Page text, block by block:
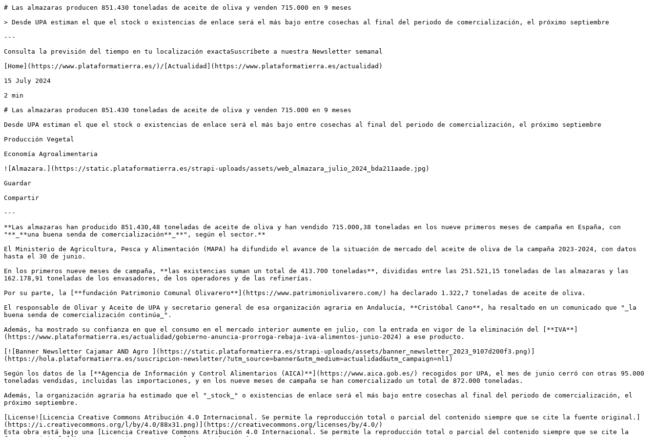
# Las almazaras producen 851.430 toneladas de aceite de oliva y venden 715.000 en 9 meses
> Desde UPA estiman el que el stock o existencias de enlace será el más bajo entre cosechas al final del periodo de comercialización, el próximo septiembre
---
Consulta la previsión del tiempo en tu localización exactaSuscríbete a nuestra Newsletter semanal
[Home](https://www.plataformatierra.es/)/[Actualidad](https://www.plataformatierra.es/actualidad)
15 July 2024
2 min
# Las almazaras producen 851.430 toneladas de aceite de oliva y venden 715.000 en 9 meses
Desde UPA estiman el que el stock o existencias de enlace será el más bajo entre cosechas al final del periodo de comercialización, el próximo septiembre
Producción Vegetal
Economía Agroalimentaria
![Almazara.](https://static.plataformatierra.es/strapi-uploads/assets/web_almazara_julio_2024_bda211aade.jpg)
Guardar
Compartir
---
**Las almazaras han producido 851.430,48 toneladas de aceite de oliva y han vendido 715.000,38 toneladas en los nueve primeros meses de campaña en España, con
"**_**una buena senda de comercialización**_**", según el sector.**
El Ministerio de Agricultura, Pesca y Alimentación (MAPA) ha difundido el avance de la situación de mercado del aceite de oliva de la campaña 2023-2024, con datos
hasta el 30 de junio.
En los primeros nueve meses de campaña, **las existencias suman un total de 413.700 toneladas**, divididas entre las 251.521,15 toneladas de las almazaras y las
162.178,91 toneladas de los envasadores, de los operadores y de las refinerías.
Por su parte, la [**fundación Patrimonio Comunal Olivarero**](https://www.patrimoniolivarero.com/) ha declarado 1.322,7 toneladas de aceite de oliva.
El responsable de Olivar y Aceite de UPA y secretario general de esa organización agraria en Andalucía, **Cristóbal Cano**, ha resaltado en un comunicado que "_la
buena senda de comercialización continúa_".
Además, ha mostrado su confianza en que el consumo en el mercado interior aumente en julio, con la entrada en vigor de la eliminación del [**IVA**]
(https://www.plataformatierra.es/actualidad/gobierno-anuncia-prorroga-rebaja-iva-alimentos-junio-2024) a ese producto.
[![Banner Newsletter Cajamar AND Agro ](https://static.plataformatierra.es/strapi-uploads/assets/banner_newsletter_2023_9107d200f3.png)]
(https://hola.plataformatierra.es/suscripcion-newsletter/?utm_source=banner&utm_medium=actualidad&utm_campaign=nl1)
Según los datos de la [**Agencia de Información y Control Alimentarios (AICA)**](https://www.aica.gob.es/) recogidos por UPA, el mes de junio cerró con otras 95.000
toneladas vendidas, incluidas las importaciones, y en los nueve meses de campaña se han comercializado un total de 872.000 toneladas.
Además, la organización agraria ha estimado que el "_stock_" o existencias de enlace será el más bajo entre cosechas al final del periodo de comercialización, el
próximo septiembre.
[License![Licencia Creative Commons Atribución 4.0 Internacional. Se permite la reproducción total o parcial del contenido siempre que se cite la fuente original.]
(https://i.creativecommons.org/l/by/4.0/88x31.png)](https://creativecommons.org/licenses/by/4.0/)
Esta obra está bajo una [Licencia Creative Commons Atribución 4.0 Internacional. Se permite la reproducción total o parcial del contenido siempre que se cite la